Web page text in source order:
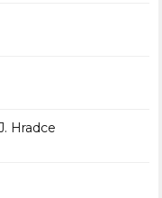
Hradce